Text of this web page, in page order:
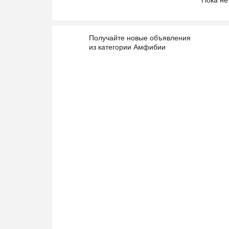
Получайте новые объявления
из категории Амфибии